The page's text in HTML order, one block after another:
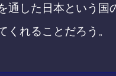
通した日本という国
くれることだろう。